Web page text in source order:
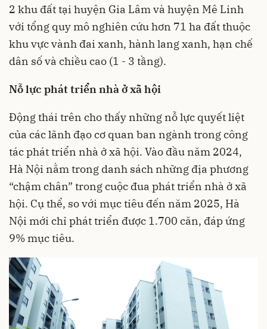
2 khu đất tại huyện Gia Lâm và huyện Mê Linh
với tổng quy mô nghiên cứu hơn 71 ha đất thuộc
khu vực vành đai xanh, hành lang xanh, hạn chế
dân số và chiều cao (1 - 3 tầng).
Nỗ lực phát triển nhà ở xã hội
Động thái trên cho thấy những nỗ lực quyết liệt
của các lãnh đạo cơ quan ban ngành trong công
tác phát triển nhà ở xã hội. Vào đầu năm 2024,
Hà Nội nằm trong danh sách những địa phương
“chậm chân” trong cuộc đua phát triển nhà ở xã
hội. Cụ thể, so với mục tiêu đến năm 2025, Hà
Nội mới chỉ phát triển được 1.700 căn, đáp ứng
9% mục tiêu.